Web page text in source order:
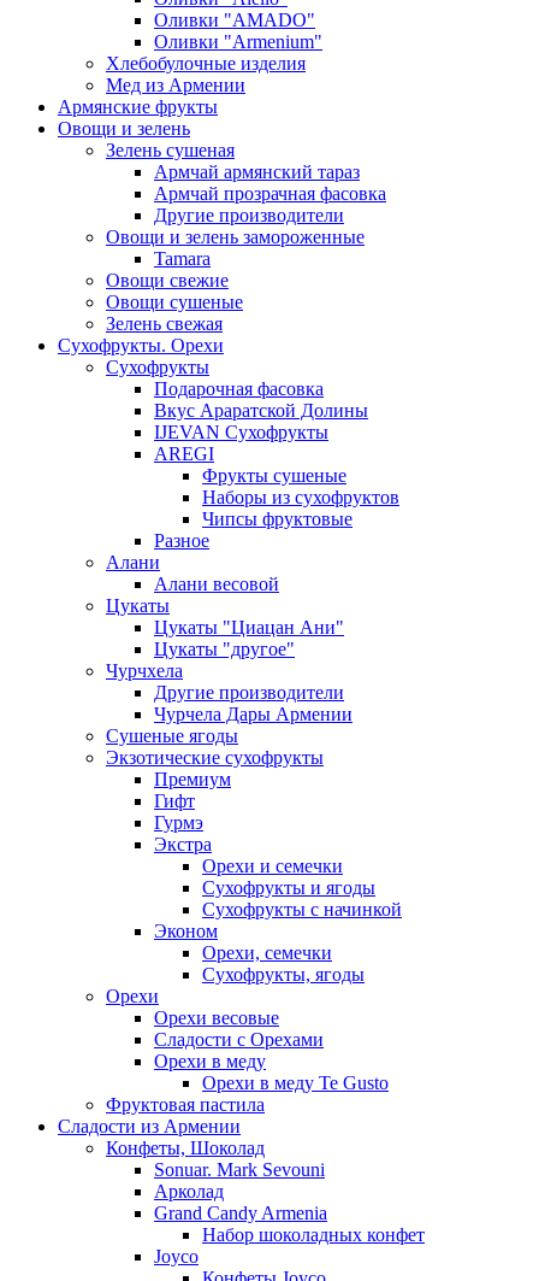
Оливки "AMADO"
Оливки "Armenium"
Хлебобулочные изделия
Мед из Армении
Армянские фрукты
Овощи и зелень
Зелень сушеная
Армчай армянский тараз
Армчай прозрачная фасовка
Другие производители
Овощи и зелень замороженные
Tamara
Овощи свежие
Овощи сушеные
Зелень свежая
Сухофрукты. Орехи
Сухофрукты
Подарочная фасовка
Вкус Араратской Долины
IJEVAN Сухофрукты
AREGI
Фрукты сушеные
Наборы из сухофруктов
Чипсы фруктовые
Разное
Алани
Алани весовой
Цукаты
Цукаты "Циацан Ани"
Цукаты "другое"
Чурчхела
Другие производители
Чурчела Дары Армении
Сушеные ягоды
Экзотические сухофрукты
Премиум
Гифт
Гурмэ
Экстра
Орехи и семечки
Сухофрукты и ягоды
Сухофрукты с начинкой
Эконом
Орехи, семечки
Сухофрукты, ягоды
Орехи
Орехи весовые
Сладости с Орехами
Орехи в меду
Орехи в меду Te Gusto
Фруктовая пастила
Сладости из Армении
Конфеты, Шоколад
Sonuar. Mark Sevouni
Арколад
Grand Candy Armenia
Набор шоколадных конфет
Joyco